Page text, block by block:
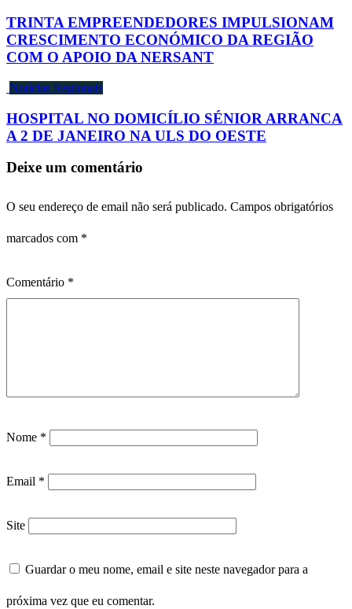
TRINTA EMPREENDEDORES IMPULSIONAM
CRESCIMENTO ECONÓMICO DA REGIÃO
COM O APOIO DA NERSANT
Notícias Regionais
HOSPITAL NO DOMICÍLIO SÉNIOR ARRANCA
A 2 DE JANEIRO NA ULS DO OESTE
Deixe um comentário
O seu endereço de email não será publicado. Campos obrigatórios
marcados com *
Comentário *
Nome *
Email *
Site
Guardar o meu nome, email e site neste navegador para a
próxima vez que eu comentar.